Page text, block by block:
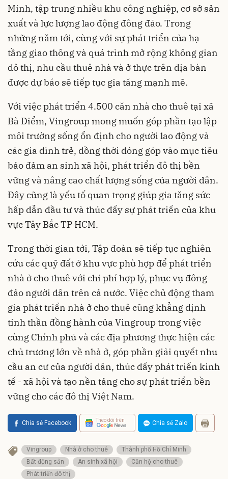
Minh, tập trung nhiều khu công nghiệp, cơ sở sản
xuất và lực lượng lao động đông đảo. Trong
những năm tới, cùng với sự phát triển của hạ
tầng giao thông và quá trình mở rộng không gian
đô thị, nhu cầu thuê nhà và ở thực trên địa bàn
được dự báo sẽ tiếp tục gia tăng mạnh mẽ.
Với việc phát triển 4.500 căn nhà cho thuê tại xã
Bà Điểm, Vingroup mong muốn góp phần tạo lập
môi trường sống ổn định cho người lao động và
các gia đình trẻ, đồng thời đóng góp vào mục tiêu
bảo đảm an sinh xã hội, phát triển đô thị bền
vững và nâng cao chất lượng sống của người dân.
Đây cũng là yếu tố quan trọng giúp gia tăng sức
hấp dẫn đầu tư và thúc đẩy sự phát triển của khu
vực Tây Bắc TP HCM.
Trong thời gian tới, Tập đoàn sẽ tiếp tục nghiên
cứu các quỹ đất ở khu vực phù hợp để phát triển
nhà ở cho thuê với chi phí hợp lý, phục vụ đông
đảo người dân trên cả nước. Việc chủ động tham
gia phát triển nhà ở cho thuê cũng khẳng định
tinh thần đồng hành của Vingroup trong việc
cùng Chính phủ và các địa phương thực hiện các
chủ trương lớn về nhà ở, góp phần giải quyết nhu
cầu an cư của người dân, thúc đẩy phát triển kinh
tế - xã hội và tạo nền tảng cho sự phát triển bền
vững cho các đô thị Việt Nam.
Chia sẻ Facebook Theo dõi trên Chia sẻ Zalo
Vingroup Nhà ở cho thuê
Thành phố Hồ Chí Minh
Bất động sản
An sinh xã hội
Căn hộ cho thuê
Phát triển đô thị